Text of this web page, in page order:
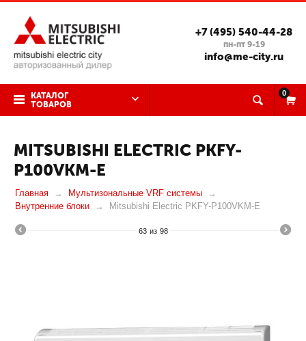
+7 (495) 540-44-28
пн-пт 9-19
info@me-city.ru
КАТАЛОГ
ТОВАРОВ
0
MITSUBISHI ELECTRIC PKFY-
P100VKM-E
Главная
Мультизональные VRF системы
Внутренние блоки
Mitsubishi Electric PKFY-P100VKM-E
63 из 98